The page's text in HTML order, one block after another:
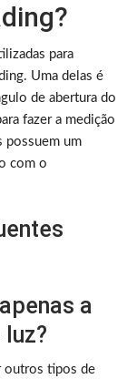
para
Uma delas é
de abertura do
fazer a medição
possuem um
com o
a
outros tipos de